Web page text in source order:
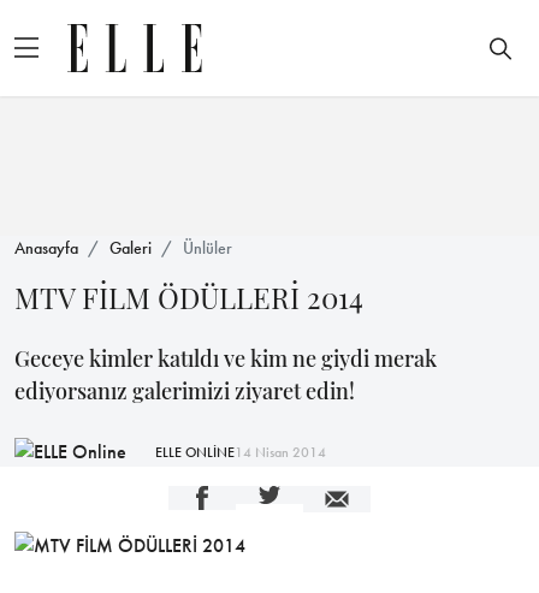
Anasayfa Galeri Ünlüler
MTV FİLM ÖDÜLLERİ 2014
Geceye kimler katıldı ve kim ne giydi merak
ediyorsanız galerimizi ziyaret edin!
ELLE ONLİNE14 Nisan 2014